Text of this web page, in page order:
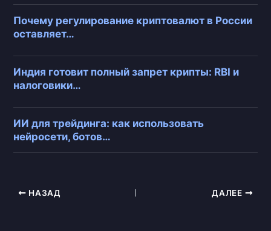
Почему регулирование криптовалют в России
оставляет…
Индия готовит полный запрет крипты: RBI и
налоговики…
ИИ для трейдинга: как использовать
нейросети, ботов…
НАЗАД ДАЛЕЕ